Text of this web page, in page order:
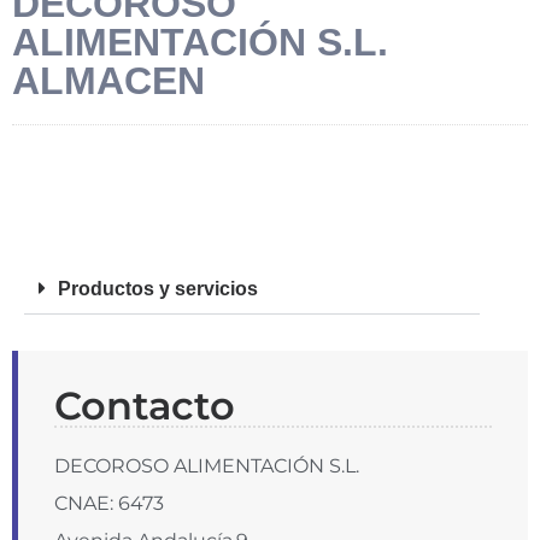
ALIMENTACIÓN S.L.
ALMACEN
Productos y servicios
Contacto
DECOROSO ALIMENTACIÓN S.L.
CNAE: 6473